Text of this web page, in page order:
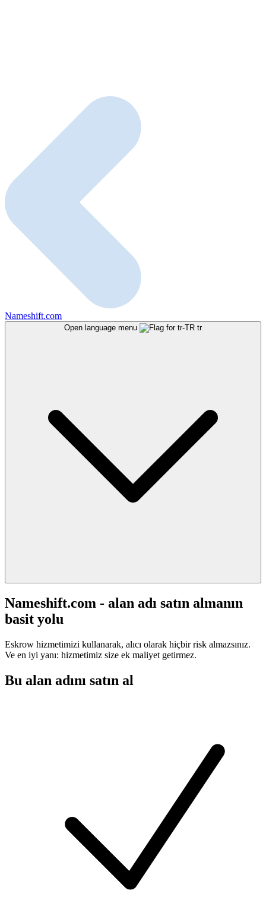
Nameshift.com
Open language menu tr
Nameshift.com - alan adı satın almanın
basit yolu
Eskrow hizmetimizi kullanarak, alıcı olarak hiçbir risk almazsınız.
Ve en iyi yanı: hizmetimiz size ek maliyet getirmez.
Bu alan adını satın al